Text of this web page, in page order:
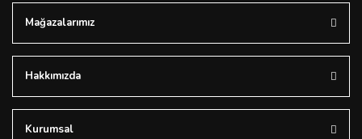
Mağazalarımız
Hakkımızda
Kurumsal